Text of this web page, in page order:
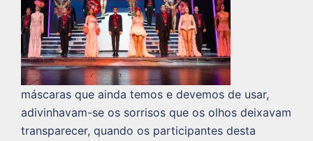
máscaras que ainda temos e devemos de usar,
adivinhavam-se os sorrisos que os olhos deixavam
transparecer, quando os participantes desta